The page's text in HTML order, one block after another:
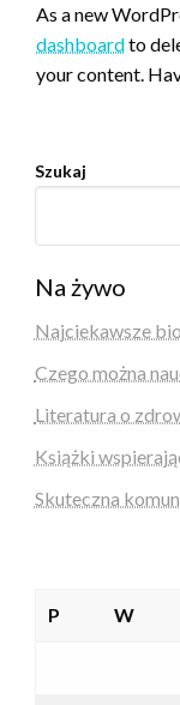
As a new
dashboardto
your content.
Szukaj
Na żywo
Najciekawsze
Czego można
Literatura o
Książki
Skuteczna
P W